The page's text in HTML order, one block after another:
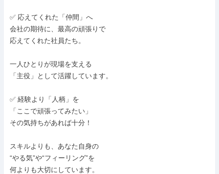
✅ 応えてくれた「仲間」へ
会社の期待に、最高の頑張りで
応えてくれた社員たち。
一人ひとりが現場を支える
「主役」として活躍しています。
✅ 経験より「人柄」を
「ここで頑張ってみたい」
その気持ちがあれば十分！
スキルよりも、あなた自身の
“やる気”や“フィーリング”を
何よりも大切にしています。